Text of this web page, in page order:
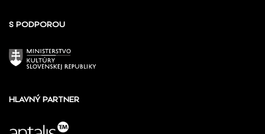
S PODPOROU
HLAVNÝ PARTNER